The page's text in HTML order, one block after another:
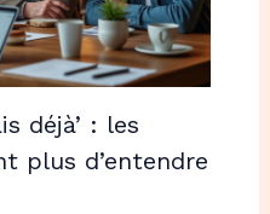
déjà’ : les
plus d’entendre